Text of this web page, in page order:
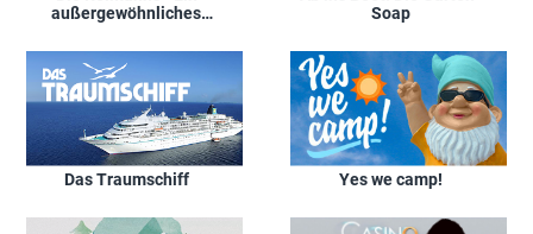
außergewöhnliches
Soap
Das Traumschiff Yes we camp!